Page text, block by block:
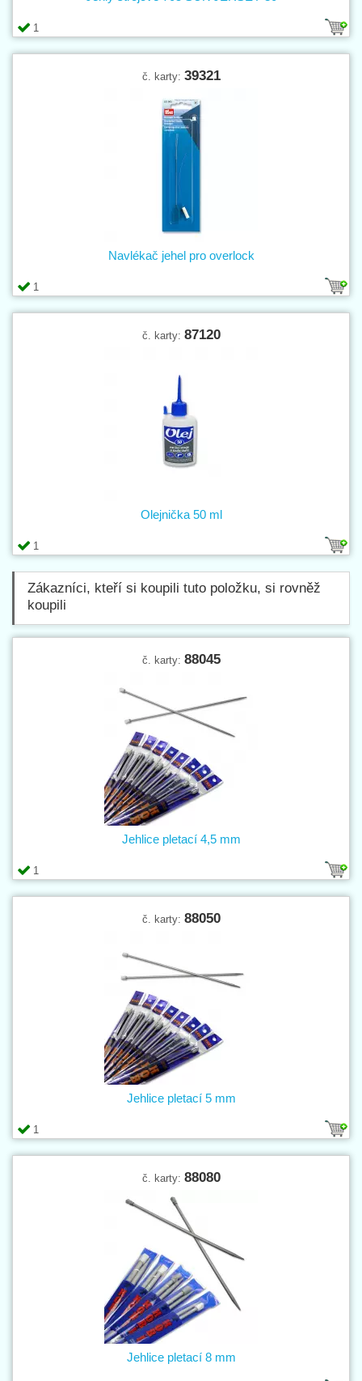
1
č. karty: 39321
1
Navlékač jehel pro overlock
č. karty: 87120
1
Olejnička 50 ml
Zákazníci, kteří si koupili tuto položku, si rovněž
koupili
č. karty: 88045
1
Jehlice pletací 4,5 mm
č. karty: 88050
1
Jehlice pletací 5 mm
č. karty: 88080
Jehlice pletací 8 mm